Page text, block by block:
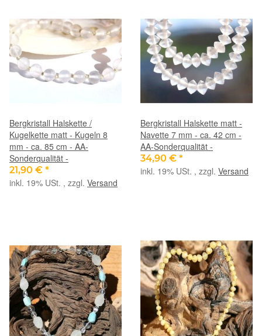
Bergkristall Halskette /
Kugelkette matt - Kugeln 8
mm - ca. 85 cm - AA-
Sonderqualität -
21,90 € *
inkl. 19% USt. , zzgl. Versand
Bergkristall Halskette matt -
Navette 7 mm - ca. 42 cm -
AA-Sonderqualität -
34,90 € *
inkl. 19% USt. , zzgl. Versand